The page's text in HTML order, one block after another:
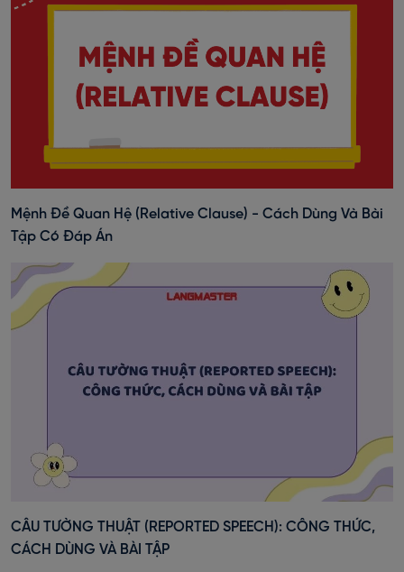
Mệnh Đề Quan Hệ (Relative Clause) - Cách Dùng Và Bài
Tập Có Đáp Án
CÂU TƯỜNG THUẬT (REPORTED SPEECH): CÔNG THỨC,
CÁCH DÙNG VÀ BÀI TẬP